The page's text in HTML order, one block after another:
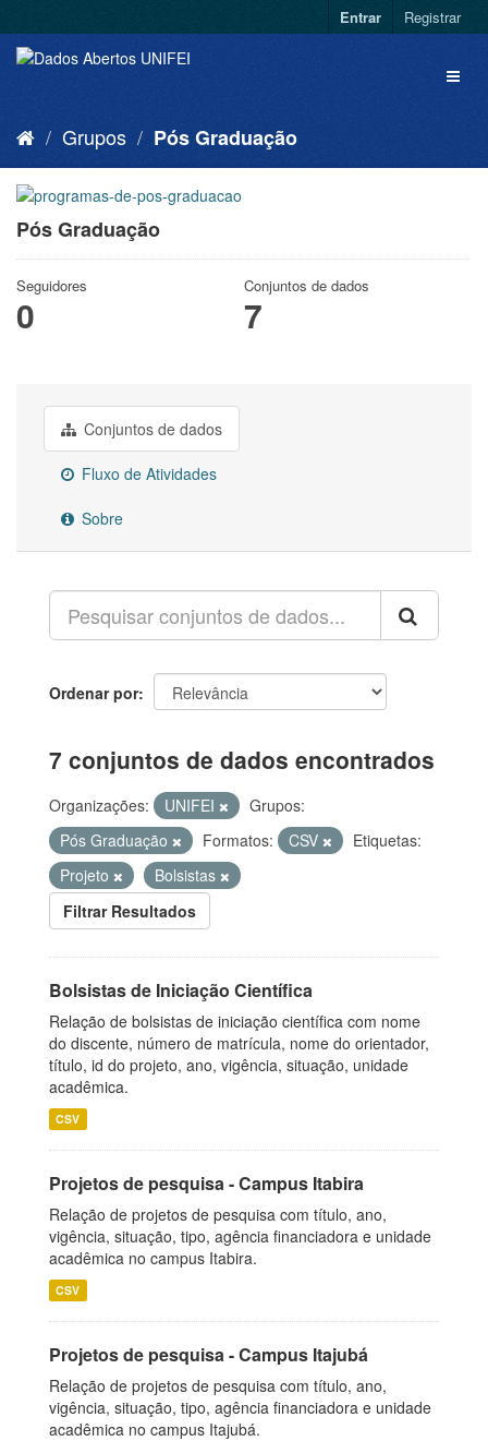
Entrar Registrar
Grupos Pós Graduação
Pós Graduação
Seguidores
0
Conjuntos de dados
7
Conjuntos de dados
Fluxo de Atividades
Sobre
Ordenar por
7 conjuntos de dados encontrados
Organizações: UNIFEI
Grupos:
Pós Graduação
Formatos: CSV
Etiquetas:
Projeto
Bolsistas
Filtrar Resultados
Bolsistas de Iniciação Científica
Relação de bolsistas de iniciação científica com nome
do discente, número de matrícula, nome do orientador,
título, id do projeto, ano, vigência, situação, unidade
acadêmica.
CSV
Projetos de pesquisa - Campus Itabira
Relação de projetos de pesquisa com título, ano,
vigência, situação, tipo, agência financiadora e unidade
acadêmica no campus Itabira.
CSV
Projetos de pesquisa - Campus Itajubá
Relação de projetos de pesquisa com título, ano,
vigência, situação, tipo, agência financiadora e unidade
acadêmica no campus Itajubá.